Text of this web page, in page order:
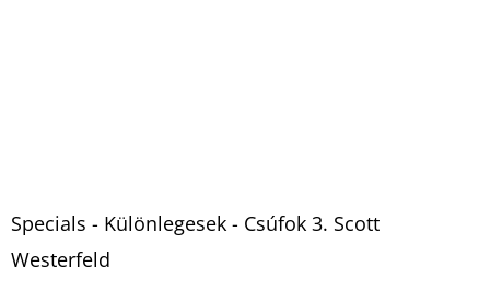
Specials - Különlegesek - Csúfok 3. Scott
Westerfeld